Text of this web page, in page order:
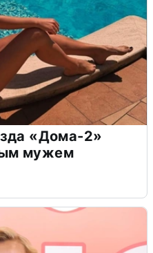
«Дома-2»
мужем